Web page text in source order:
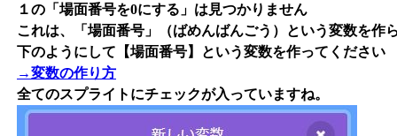
１の「場面番号を0にする」は見つかりません
これは、「場面番号」（ばめんばんごう）という変数を作
下のようにして【場面番号】という変数を作ってください
→変数の作り方
全てのスプライトにチェックが入っていますね。